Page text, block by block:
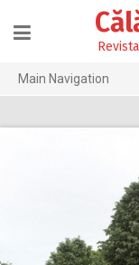
content
Main Navigation